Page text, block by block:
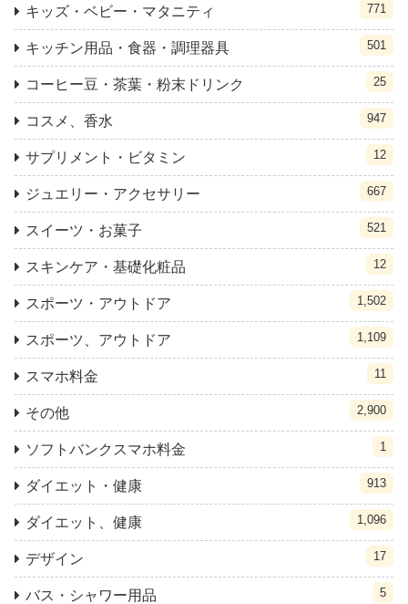
キッズ・ベビー・マタニティ 771
キッチン用品・食器・調理器具 501
コーヒー豆・茶葉・粉末ドリンク 25
コスメ、香水 947
サプリメント・ビタミン 12
ジュエリー・アクセサリー 667
スイーツ・お菓子 521
スキンケア・基礎化粧品 12
スポーツ・アウトドア 1,502
スポーツ、アウトドア 1,109
スマホ料金 11
その他 2,900
ソフトバンクスマホ料金 1
ダイエット・健康 913
ダイエット、健康 1,096
デザイン 17
バス・シャワー用品 5